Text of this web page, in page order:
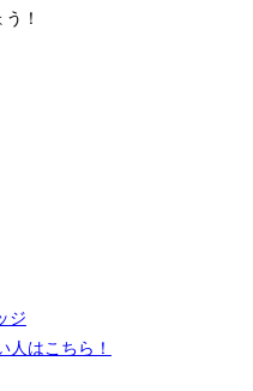
！
ジ
人はこちら！